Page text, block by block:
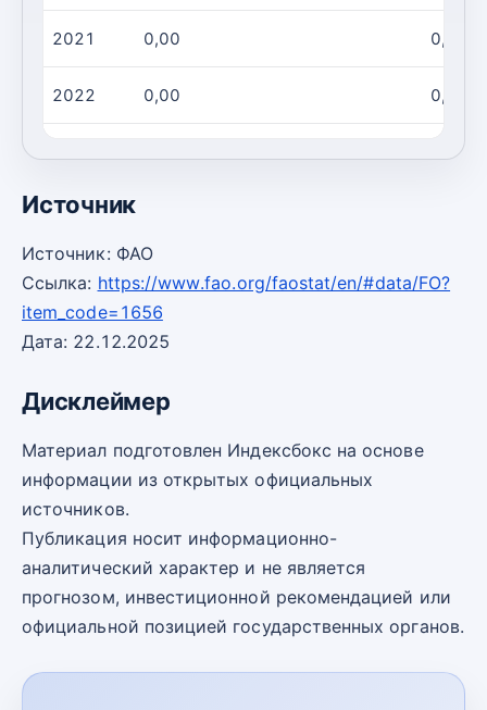
2021 0,00 0,00
2022 0,00 0,00
0,00
Источник
Источник: ФАО
Ссылка: https://www.fao.org/faostat/en/#data/FO?
item_code=1656
Дата: 22.12.2025
Дисклеймер
Материал подготовлен Индексбокс на основе
информации из открытых официальных
источников.
Публикация носит информационно-
аналитический характер и не является
прогнозом, инвестиционной рекомендацией или
официальной позицией государственных органов.